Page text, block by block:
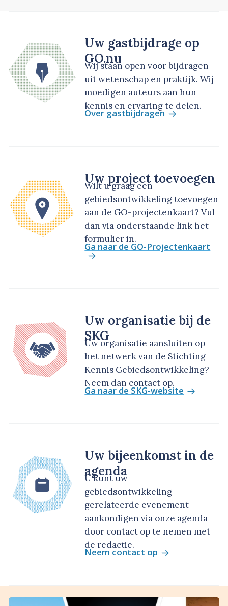
Uw gastbijdrage op
GO.nu
Wij staan open voor bijdragen
uit wetenschap en praktijk. Wij
moedigen auteurs aan hun
kennis en ervaring te delen.
Over gastbijdragen
Uw project toevoegen
Wilt u graag een
gebiedsontwikkeling toevoegen
aan de GO-projectenkaart? Vul
dan via onderstaande link het
formulier in.
Ga naar de GO-Projectenkaart
Uw organisatie bij de
SKG
Uw organisatie aansluiten op
het netwerk van de Stichting
Kennis Gebiedsontwikkeling?
Neem dan contact op.
Ga naar de SKG-website
Uw bijeenkomst in de
agenda
U kunt uw
gebiedsontwikkeling-
gerelateerde evenement
aankondigen via onze agenda
door contact op te nemen met
de redactie.
Neem contact op